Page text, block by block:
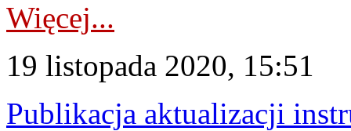
Więcej...
19 listopada 2020, 15:51
Publikacja aktualizacji